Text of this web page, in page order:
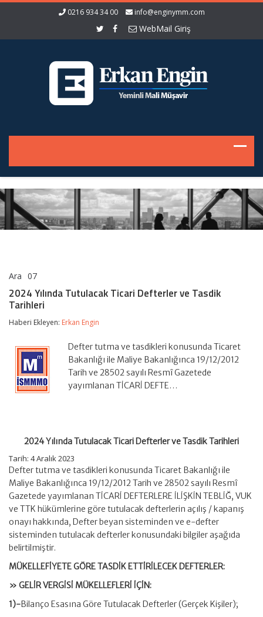
0216 934 34 00 info@enginymm.com
WebMail Giriş
Ara 07
Tutulacak
ve
Tarihleri
2024 Yılında Tutulacak Ticari Defterler ve Tasdik
Tarihleri
Haberi Ekleyen: Erkan Engin
Defter tutma ve tasdikleri konusunda Ticaret
Bakanlığı ile Maliye Bakanlığınca 19/12/2012
Tarih ve 28502 sayılı Resmî Gazetede
yayımlanan TİCARİ DEFTE…
2024 Yılında Tutulacak Ticari Defterler ve Tasdik Tarihleri
Tarih: 4 Aralık 2023
Defter tutma ve tasdikleri konusunda Ticaret Bakanlığı ile
Maliye Bakanlığınca 19/12/2012 Tarih ve 28502 sayılı Resmî
Gazetede yayımlanan TİCARİ DEFTERLERE İLİŞKİN TEBLİĞ, VUK
ve TTK hükümlerine göre tutulacak defterlerin açılış / kapanış
onayı hakkında, Defter beyan sisteminden ve e-defter
sisteminden tutulacak defterler konusundaki bilgiler aşağıda
belirtilmiştir.
MÜKELLEFİYETE GÖRE TASDİK ETTİRİLECEK DEFTERLER:
» GELİR VERGİSİ MÜKELLEFLERİ İÇİN:
1)-Bilanço Esasına Göre Tutulacak Defterler (Gerçek Kişiler);